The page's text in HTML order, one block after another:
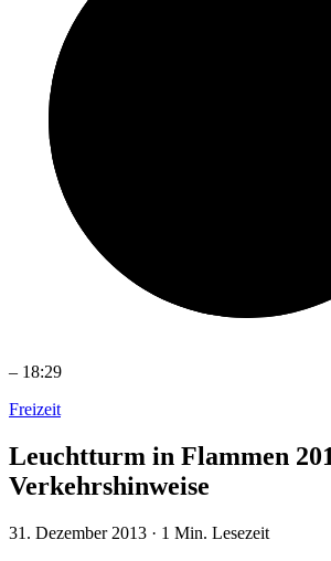
– 18:29
Freizeit
Leuchtturm in Flammen
Verkehrshinweise
31. Dezember 2013 · 1 Min. Lesezeit